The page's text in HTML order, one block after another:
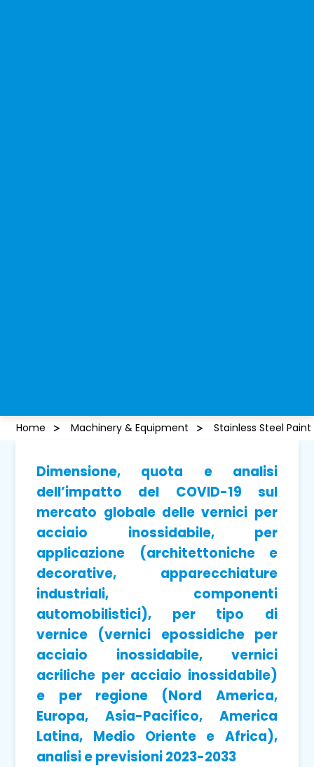
Home Machinery & Equipment Stainless Steel
Dimensione, quota e analisi
dell’impatto del COVID-19 sul
mercato globale delle vernici per
acciaio inossidabile, per
applicazione (architettoniche e
decorative, apparecchiature
industriali, componenti
automobilistici), per tipo di
vernice (vernici epossidiche per
acciaio inossidabile, vernici
acriliche per acciaio inossidabile)
e per regione (Nord America,
Europa, Asia-Pacifico, America
Latina, Medio Oriente e Africa),
analisi e previsioni 2023-2033